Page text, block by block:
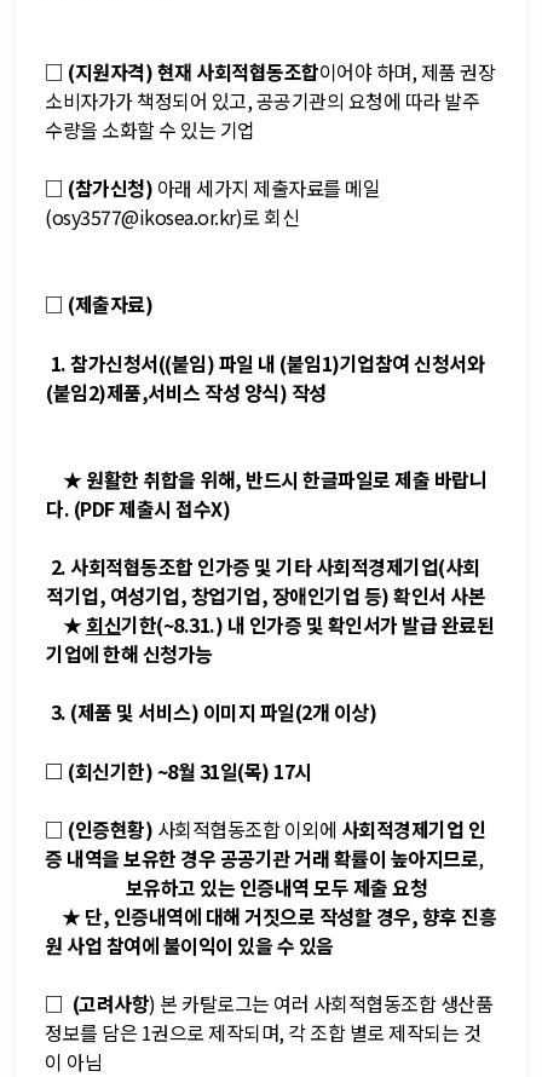
□ (지원자격) 현재 사회적협동조합이어야 하며, 제품 권장
소비자가가 책정되어 있고, 공공기관의 요청에 따라 발주
수량을 소화할 수 있는 기업
□ (참가신청) 아래 세가지 제출자료를 메일
(osy3577@ikosea.or.kr)로 회신
□ (제출자료)
1. 참가신청서((붙임) 파일 내 (붙임1)기업참여 신청서와
(붙임2)제품,서비스 작성 양식) 작성
★ 원활한 취합을 위해, 반드시 한글파일로 제출 바랍니
다. (PDF 제출시 접수X)
2. 사회적협동조합 인가증 및 기타 사회적경제기업(사회
적기업, 여성기업, 창업기업, 장애인기업 등) 확인서 사본
★회신기한(~8.31.) 내 인가증 및 확인서가 발급 완료된
기업에 한해 신청가능
3. (제품 및 서비스) 이미지 파일(2개 이상)
□ (회신기한)~8월 31일(목) 17시
□ (인증현황) 사회적협동조합 이외에 사회적경제기업 인
증 내역을 보유한 경우 공공기관 거래 확률이 높아지므로,
보유하고 있는 인증내역 모두 제출 요청
★ 단, 인증내역에 대해 거짓으로 작성할 경우, 향후 진흥
원 사업 참여에 불이익이 있을 수 있음
□ (고려사항) 본 카탈로그는 여러 사회적협동조합 생산품
정보를 담은 1권으로 제작되며, 각 조합 별로 제작되는 것
이 아님